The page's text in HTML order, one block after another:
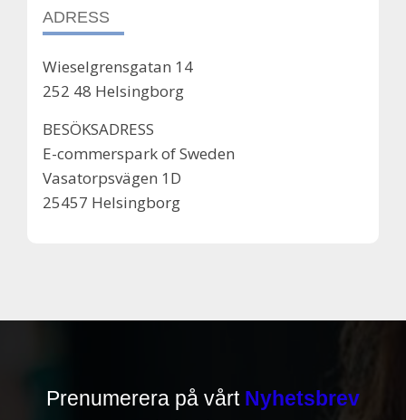
ADRESS
Wieselgrensgatan 14
252 48 Helsingborg
BESÖKSADRESS
E-commerspark of Sweden
Vasatorpsvägen 1D
25457 Helsingborg
Prenumerera på vårt Nyhetsbrev